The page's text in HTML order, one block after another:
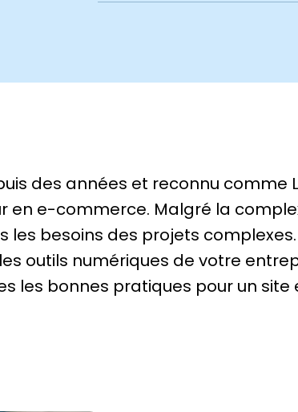
des années et reconnu comme
en e-commerce. Malgré la
besoins des projets complexes.
outils numériques de votre
les bonnes pratiques pour un